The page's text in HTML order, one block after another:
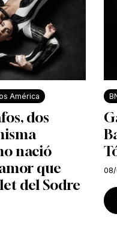
América
dos
nació
que
del Sodre